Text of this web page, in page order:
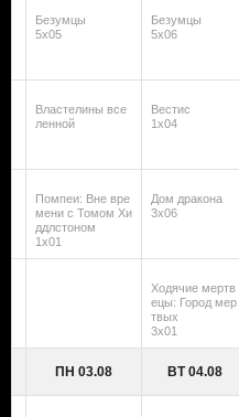
Безумцы
5х05
Безумцы
5х06
Властелины все
ленной
Вестис
1х04
Помпеи: Вне вре
мени с Томом Хи
ддлстоном
1х01
Дом дракона
3х06
Ходячие мертв
ецы: Город мер
твых
3х01
ПН 03.08 ВТ 04.08